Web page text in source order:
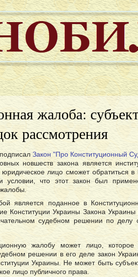
жалоба:
рассмотрения
Закон "Про Конституционный
новшеств закона является
лицо сможет обратиться
условии, что этот закон был
является поданное в
Конституции Украины Закона
судебном решении по делу
жалобу может лицо,
решении в его деле закон
Украины. Не может быть
лицо публичного права.